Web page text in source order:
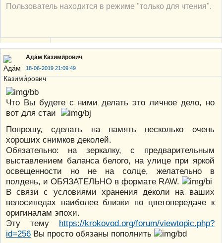
Пользователь находится в режиме "только для чтения".
Ада́м Казими́рович
18-06-2019 21:09:49
Что Вы будете с ними делать это личное дело, но
вот для стаи
Попрошу, сделать на память несколько очень
хороших снимков деколей.
Обязательно: на зеркалку, с предварительным
выставлением баланса белого, на улице при яркой
освещенности но не на солце, желательно в
полдень, и ОБЯЗАТЕЛЬНО в формате RAW.
В связи с условиями хранения деколи на ваших
велосипедах наиболее близки по цветопередаче к
оригиналам эпохи.
Эту тему https://krokovod.org/forum/viewtopic.php?
id=256 Вы просто обязаны пополнить